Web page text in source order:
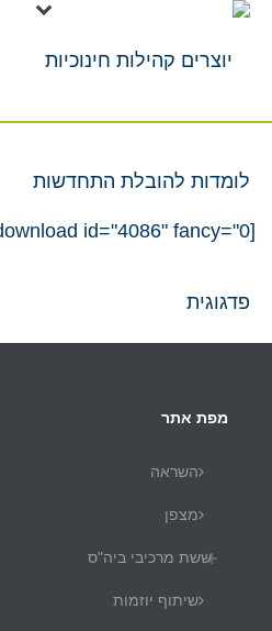
[sdm_download id="4086" fancy="0"]
מפת אתר
השראה
מצפן
ששת מרכיבי ביה"ס
שיתוף יוזמות